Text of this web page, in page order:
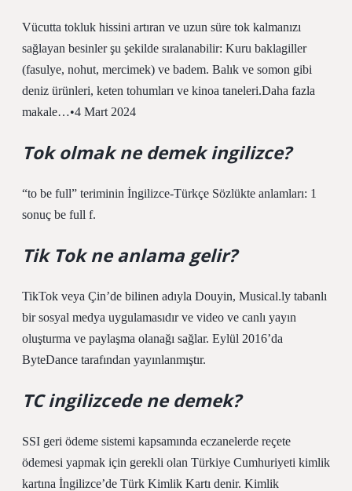
Vücutta tokluk hissini artıran ve uzun süre tok kalmanızı
sağlayan besinler şu şekilde sıralanabilir: Kuru baklagiller
(fasulye, nohut, mercimek) ve badem. Balık ve somon gibi
deniz ürünleri, keten tohumları ve kinoa taneleri.Daha fazla
makale…•4 Mart 2024
Tok olmak ne demek ingilizce?
“to be full” teriminin İngilizce-Türkçe Sözlükte anlamları: 1
sonuç be full f.
Tik Tok ne anlama gelir?
TikTok veya Çin’de bilinen adıyla Douyin, Musical.ly tabanlı
bir sosyal medya uygulamasıdır ve video ve canlı yayın
oluşturma ve paylaşma olanağı sağlar. Eylül 2016’da
ByteDance tarafından yayınlanmıştır.
TC ingilizcede ne demek?
SSI geri ödeme sistemi kapsamında eczanelerde reçete
ödemesi yapmak için gerekli olan Türkiye Cumhuriyeti kimlik
kartına İngilizce’de Türk Kimlik Kartı denir. Kimlik